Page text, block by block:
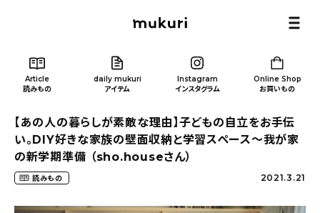
Article
読みもの
daily mukuri
アイテム
Instagram
インスタグラム
Online Shop
お買いもの
【あの人の暮らしが素敵な理由】子どもの自立をお手伝
い。DIY好きな家族の壁面収納と学習スペース〜我が家
の新学期準備 （sho.houseさん）
読みもの 2021.3.21